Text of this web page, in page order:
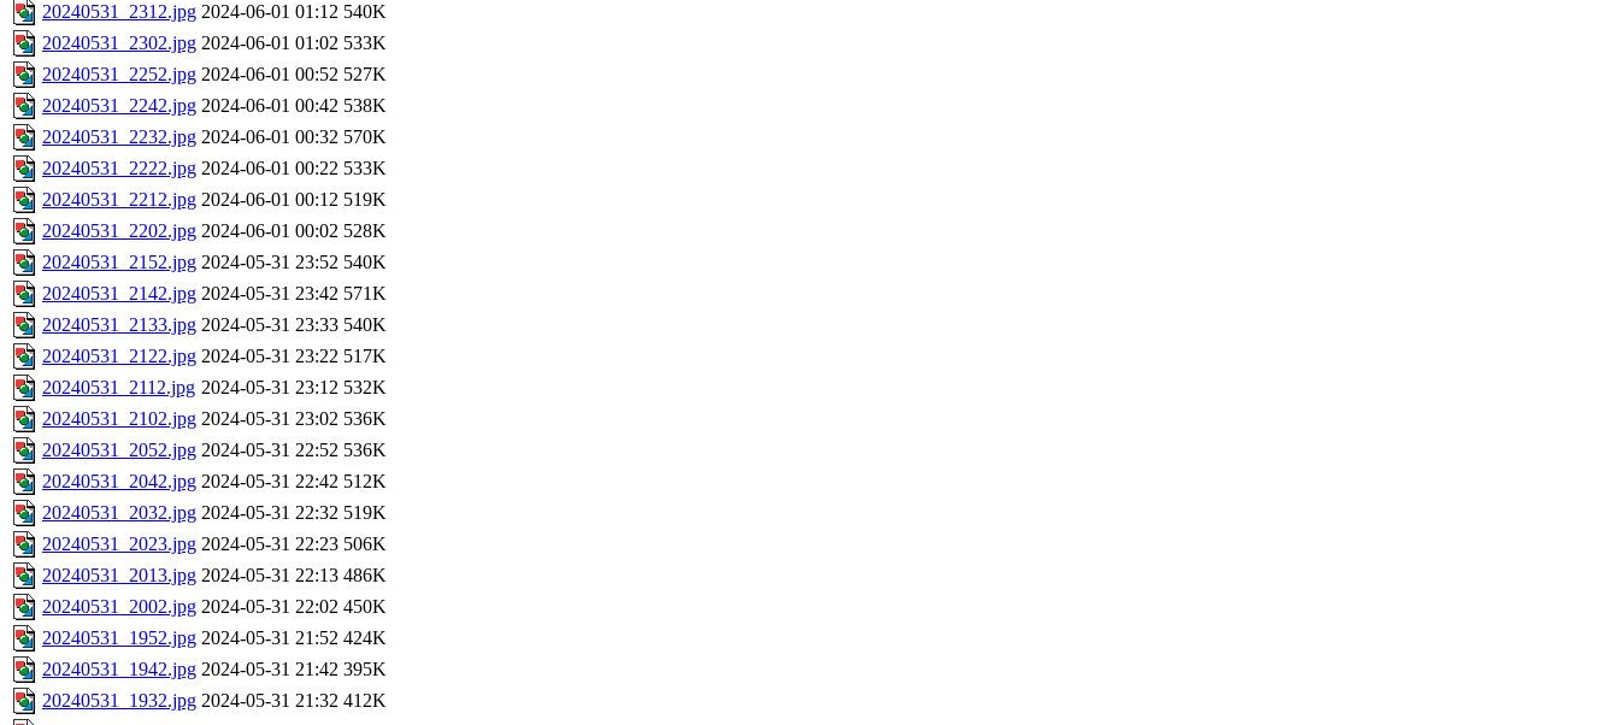
20240531_2312.jpg 2024-06-01 01:12 540K
20240531_2302.jpg 2024-06-01 01:02 533K
20240531_2252.jpg 2024-06-01 00:52 527K
20240531_2242.jpg 2024-06-01 00:42 538K
20240531_2232.jpg 2024-06-01 00:32 570K
20240531_2222.jpg 2024-06-01 00:22 533K
20240531_2212.jpg 2024-06-01 00:12 519K
20240531_2202.jpg 2024-06-01 00:02 528K
20240531_2152.jpg 2024-05-31 23:52 540K
20240531_2142.jpg 2024-05-31 23:42 571K
20240531_2133.jpg 2024-05-31 23:33 540K
20240531_2122.jpg 2024-05-31 23:22 517K
20240531_2112.jpg 2024-05-31 23:12 532K
20240531_2102.jpg 2024-05-31 23:02 536K
20240531_2052.jpg 2024-05-31 22:52 536K
20240531_2042.jpg 2024-05-31 22:42 512K
20240531_2032.jpg 2024-05-31 22:32 519K
20240531_2023.jpg 2024-05-31 22:23 506K
20240531_2013.jpg 2024-05-31 22:13 486K
20240531_2002.jpg 2024-05-31 22:02 450K
20240531_1952.jpg 2024-05-31 21:52 424K
20240531_1942.jpg 2024-05-31 21:42 395K
20240531_1932.jpg 2024-05-31 21:32 412K